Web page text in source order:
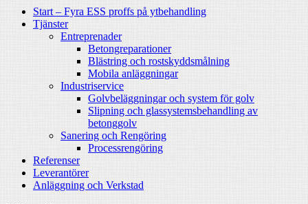
Start – Fyra ESS proffs på ytbehandling
Tjänster
Entreprenader
Betongreparationer
Blästring och rostskyddsmålning
Mobila anläggningar
Industriservice
Golvbeläggningar och system för golv
Slipning och glassystemsbehandling av
betonggolv
Sanering och Rengöring
Processrengöring
Referenser
Leverantörer
Anläggning och Verkstad